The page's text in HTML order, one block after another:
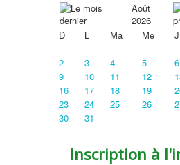
Août
2026
D
L Ma Me J
2
3 4 5 6
9
10 11 12
16
17 18 19
23
24 25 26
30
31
Inscription à